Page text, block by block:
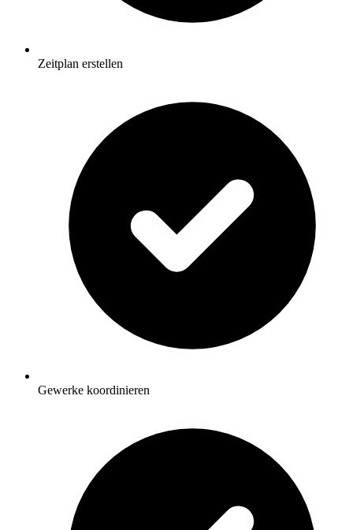
Zeitplan erstellen
Gewerke koordinieren